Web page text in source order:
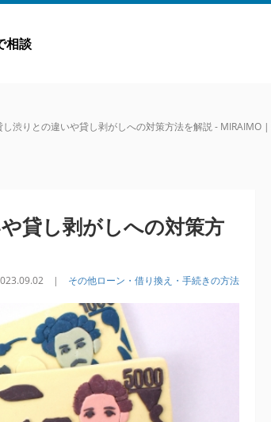
相談
渋りとの違いや貸し剥がしへの対策方法を解説 - MIRAIMO
貸し剥がしへの対策方
| その他ローン・借り換え・手続きの方法